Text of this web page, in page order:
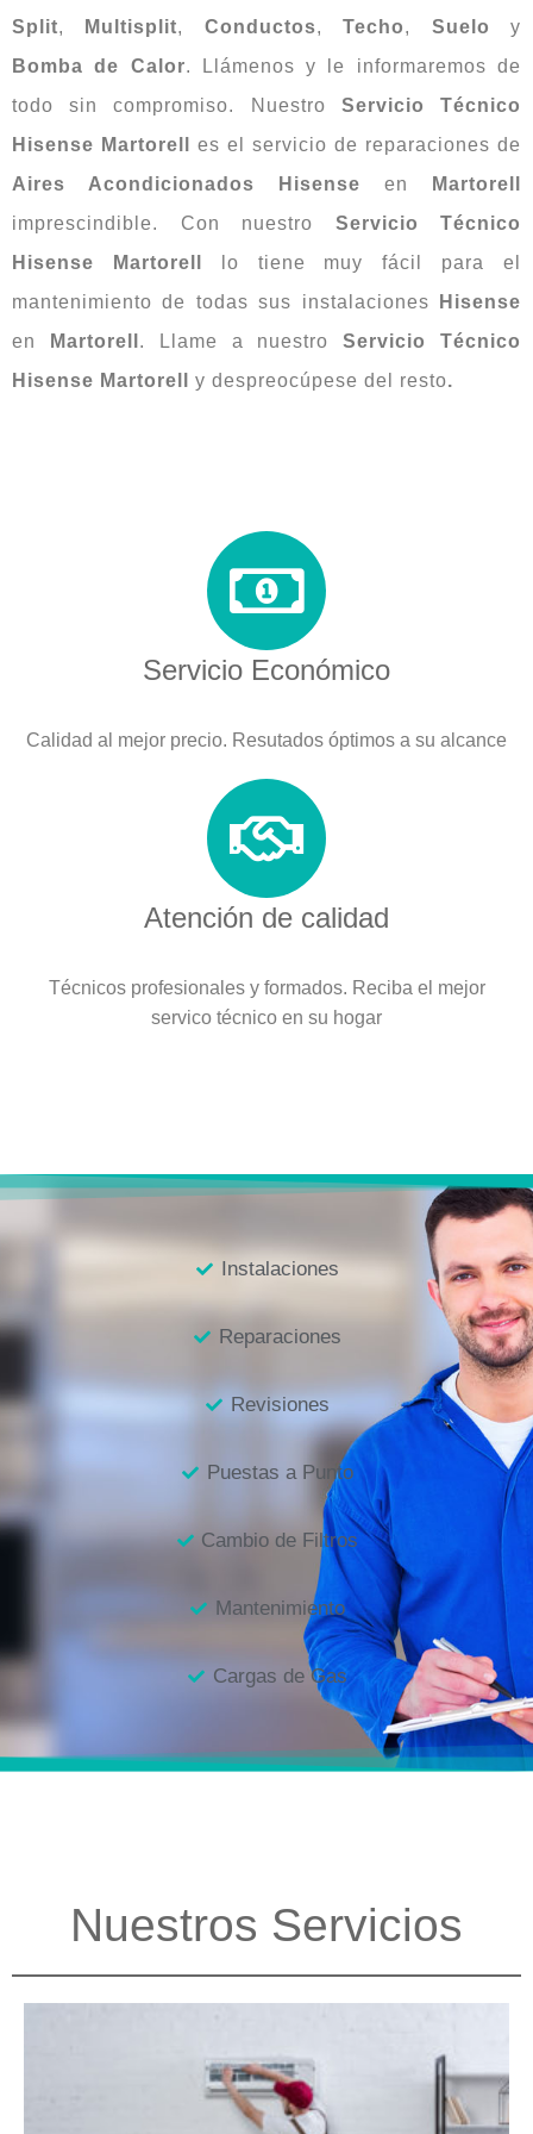
Split, Multisplit, Conductos,Techo, Suelo y
Bomba
de Calor. Llámenos y le informaremos de
todo sin compromiso. Nuestro Servicio Técnico
Hisense Martorell
es el servicio de reparaciones de
Aires Acondicionados Hisense en
Martorell
imprescindible. Con nuestro Servicio Técnico
Hisense Martorell
lo tiene muy fácil para el
mantenimiento de todas sus instalaciones
Hisense
en
Martorell . Llame a nuestroServicio Técnico
Hisense Martorell y despreocúpese del resto.
Servicio Económico
Calidad al mejor precio. Resutados óptimos a su alcance
Atención de calidad
Técnicos profesionales y formados. Reciba el mejor
servico técnico en su hogar
Instalaciones
Reparaciones
Revisiones
Puestas a Punto
Cambio de Filtros
Mantenimiento
Cargas de Gas
Nuestros Servicios